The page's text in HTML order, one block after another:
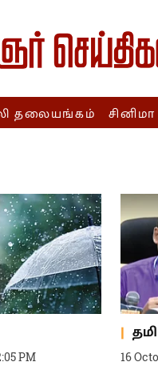
தலையங்கம் சினிமா
PM 16